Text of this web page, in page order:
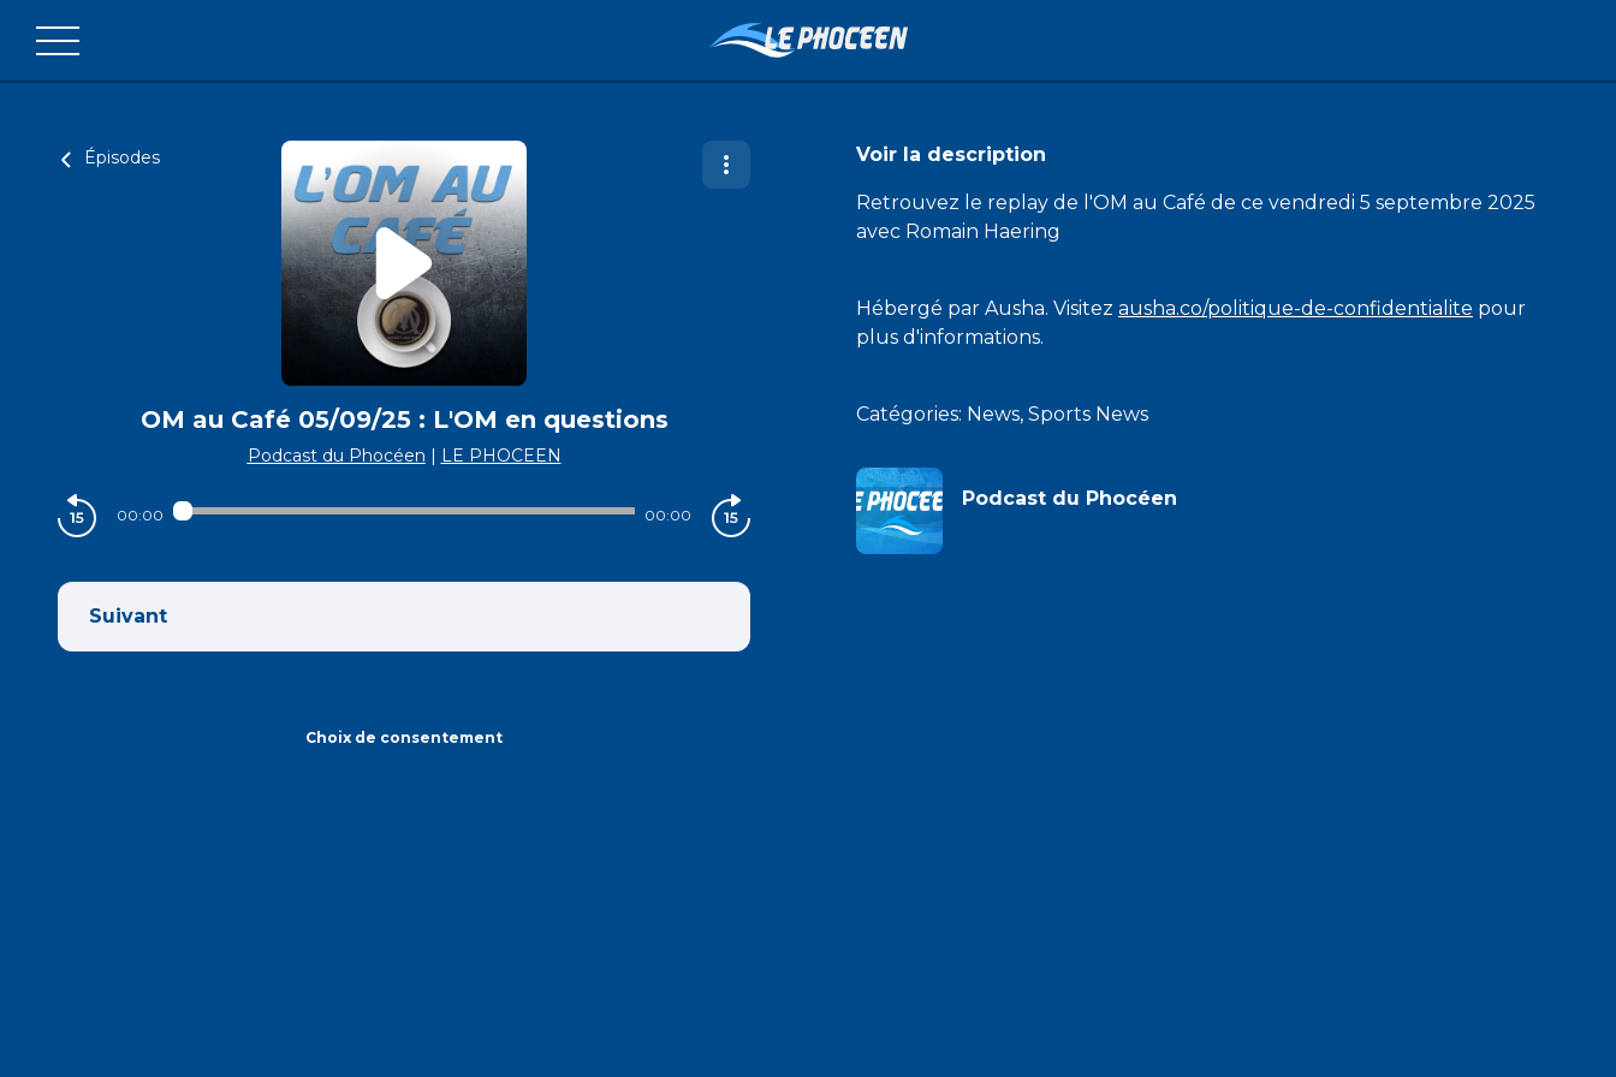
Épisodes
OM au Café 05/09/25 : L'OM en questions
Podcast du Phocéen | LE PHOCEEN
00:00 00:00
Suivant
Choix de consentement
Voir la description
Retrouvez le replay de l'OM au Café de ce vendredi 5 septembre 2025
avec Romain Haering
Hébergé par Ausha. Visitez ausha.co/politique-de-confidentialite pour
plus d'informations.
Catégories: News, Sports News
Podcast du Phocéen